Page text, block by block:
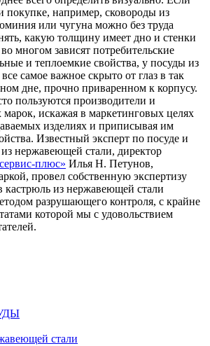
покупке, например, сковороды из
или чугуна можно без труда
какую толщину имеет дно и стенки
многом зависят потребительские
и теплоемкие свойства, у посуды из
самое важное скрыто от глаз в так
дне, прочно приваренном к корпусу.
пользуются производители и
искажая в маркетинговых целях
изделиях и приписывая им
Известный эксперт по посуде и
нержавеющей стали, директор
плюс» Илья Н. Петунов,
провел собственную экспертизу
кастрюль из нержавеющей стали
разрушающего контроля, с крайне
которой мы с удовольствием
стали